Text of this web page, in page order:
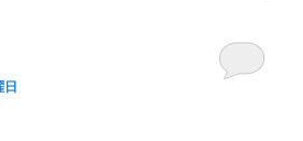
日